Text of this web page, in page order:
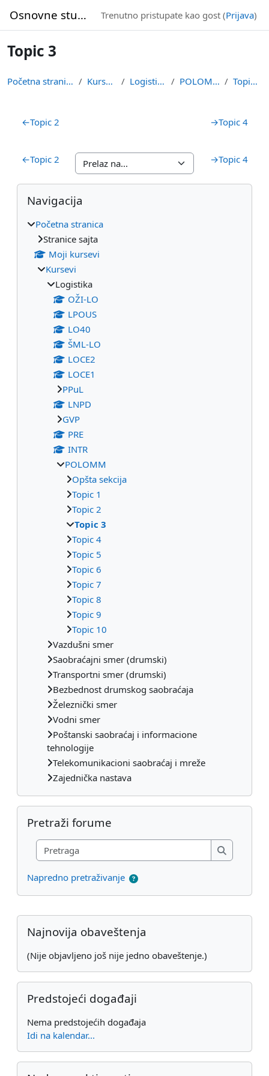
Osnovne studije Trenutno pristupate kao gost (Prijava)
Topic 3
Početna stranica Kursevi Logistika POLOMM Topic 3
Pregled sekcija
←Topic 2 →Topic 4
←Topic 2 →Topic 4
Blokovi
Preskoči Navigacija
Navigacija
Početna stranica
Stranice sajta
Moji kursevi
Kursevi
Logistika
OŽI-LO
LPOUS
LO40
ŠML-LO
LOCE2
LOCE1
PPuL
LNPD
GVP
PRE
INTR
POLOMM
Opšta sekcija
Topic 1
Topic 2
Topic 3
Topic 4
Topic 5
Topic 6
Topic 7
Topic 8
Topic 9
Topic 10
Vazdušni smer
Saobraćajni smer (drumski)
Transportni smer (drumski)
Bezbednost drumskog saobraćaja
Železnički smer
Vodni smer
Poštanski saobraćaj i informacione
tehnologije
Telekomunikacioni saobraćaj i mreže
Zajednička nastava
Preskoči Pretraži forume
Pretraži forume
Pretraga
Pretraga
Napredno pretraživanje
Dodatni blokovi
Preskoči Najnovija obaveštenja
Najnovija obaveštenja
(Nije objavljeno još nije jedno obaveštenje.)
Preskoči Predstojeći događaji
Predstojeći događaji
Nema predstojećih događaja
Idi na kalendar...
Preskoči Nedavne aktivnosti